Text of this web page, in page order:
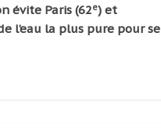
évite Paris (62e) et
l’eau la plus pure pour se